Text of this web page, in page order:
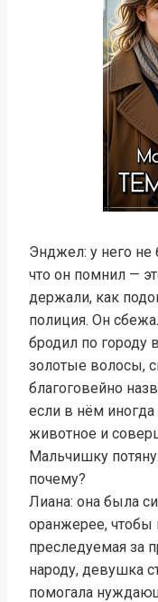
Энджел: у него не
что он помнил —
держали, как
полиция. Он
бродил по городу
золотые волосы,
благоговейно
если в нём иногда
животное и
Мальчишку
почему?
Лиана: она была
оранжерее,
преследуемая за
народу, девушка
помогала